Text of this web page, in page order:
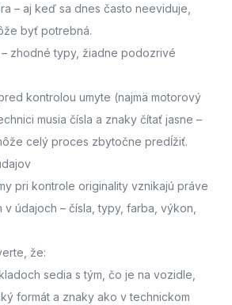
– aj keď sa dnes často neeviduje,
byť potrebná.
– zhodné typy, žiadne podozrivé
kontrolou umyte (najmä motorový
musia čísla a znaky čítať jasne –
celý proces zbytočne predĺžiť.
pri kontrole originality vznikajú práve
údajoch – čísla, typy, farba, výkon,
že:
sedia s tým, čo je na vozidle,
formát a znaky ako v technickom